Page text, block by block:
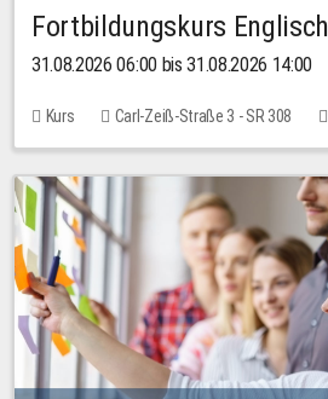
Fortbildungskurs Englisch
31.08.2026 06:00 bis 31.08.2026 14:00
Kurs Carl-Zeiß-Straße 3 - SR 308